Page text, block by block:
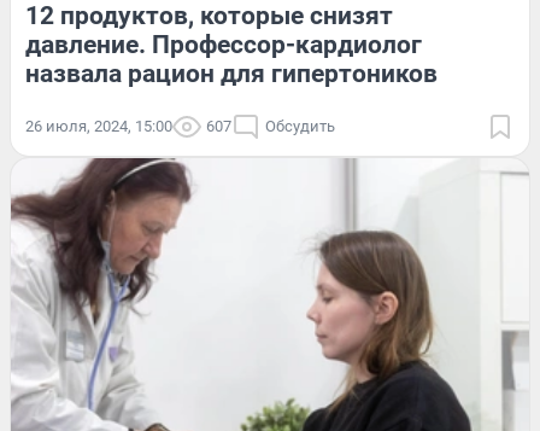
12 продуктов, которые снизят
давление. Профессор-кардиолог
назвала рацион для гипертоников
26 июля, 2024, 15:00 607 Обсудить